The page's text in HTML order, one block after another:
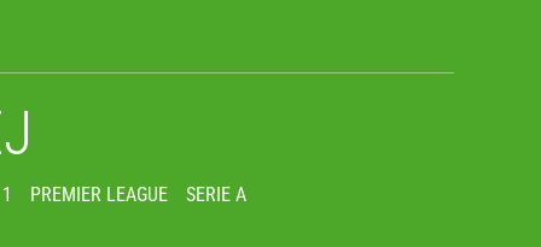
PREMIER LEAGUE
SERIE A